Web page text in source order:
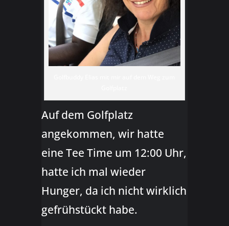
Auf dem Golfplatz
angekommen, wir hatte
eine Tee Time um 12:00 Uhr,
hatte ich mal wieder
Hunger, da ich nicht wirklich
gefrühstückt habe.